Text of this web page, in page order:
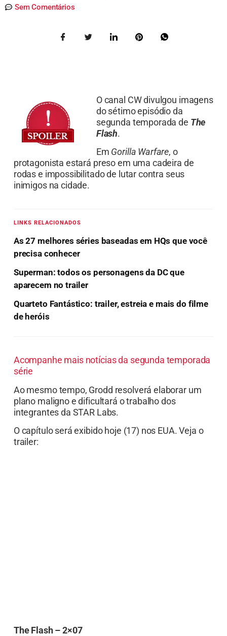
Sem Comentários
O canal CW divulgou imagens
do sétimo episódio da
segunda temporada de The
Flash.
Em Gorilla Warfare, o
protagonista estará preso em uma cadeira de
rodas e impossibilitado de lutar contra seus
inimigos na cidade.
LINKS RELACIONADOS
As 27 melhores séries baseadas em HQs que você
precisa conhecer
Superman: todos os personagens da DC que
aparecem no trailer
Quarteto Fantástico: trailer, estreia e mais do filme
de heróis
Acompanhe mais notícias da segunda temporada
série
Ao mesmo tempo, Grodd resolverá elaborar um
plano maligno e dificultará o trabalho dos
integrantes da STAR Labs.
O capítulo será exibido hoje (17) nos EUA. Veja o
trailer:
The Flash – 2×07